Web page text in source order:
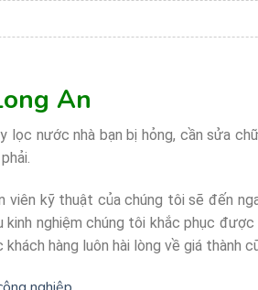
An
nước nhà bạn bị hỏng, cần sửa
viên kỹ thuật của chúng tôi sẽ đến
kinh nghiệm chúng tôi khắc phục
hàng luôn hài lòng về giá thành